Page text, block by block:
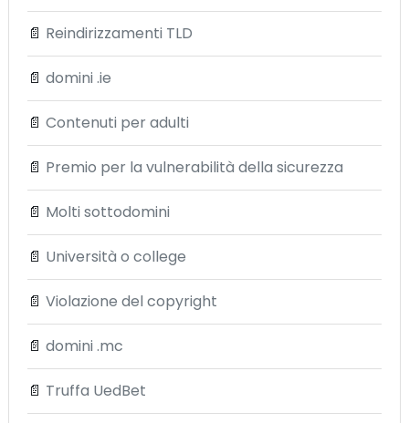
📄 Reindirizzamenti TLD
📄 domini .ie
📄 Contenuti per adulti
📄 Premio per la vulnerabilità della sicurezza
📄 Molti sottodomini
📄 Università o college
📄 Violazione del copyright
📄 domini .mc
📄 Truffa UedBet